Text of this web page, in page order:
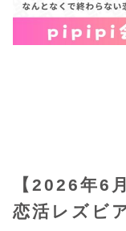
【2026年6
恋活レズビ